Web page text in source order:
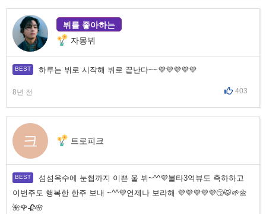
뷔를 좋아하는
자몽뷔
하루는 뷔로 시작해 뷔로 끝난다~~💜💜💜💜💜
8년 전 403
크 트로피크
섬섬옥수에 눈썹까지 이쁜 울 뷔~^^💜불타3억뷰도 축하하고
이번주도 행복한 한주 보내 ~^^💜언제나 보라해 💜💜💜💜💜😙🐯🌱🌼
🌺🌹🥀🌸